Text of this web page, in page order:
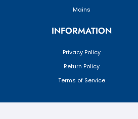
Mains
INFORMATION
Privacy Policy
Return Policy
Terms of Service